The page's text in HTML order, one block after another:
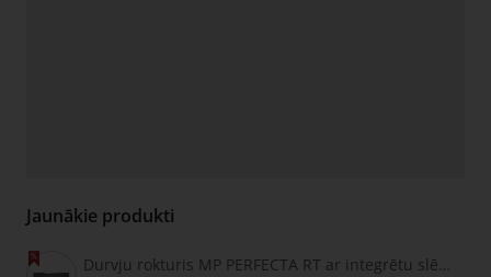
Jaunākie produkti